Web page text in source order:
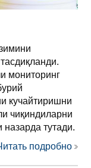
мониторинг
кучайтиришни
чиқиндиларни
тутади.
подробно